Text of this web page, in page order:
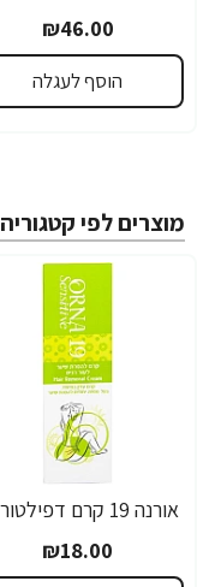
₪46.00
הוסף לעגלה
מוצרים לפי קטגוריה
₪18.00